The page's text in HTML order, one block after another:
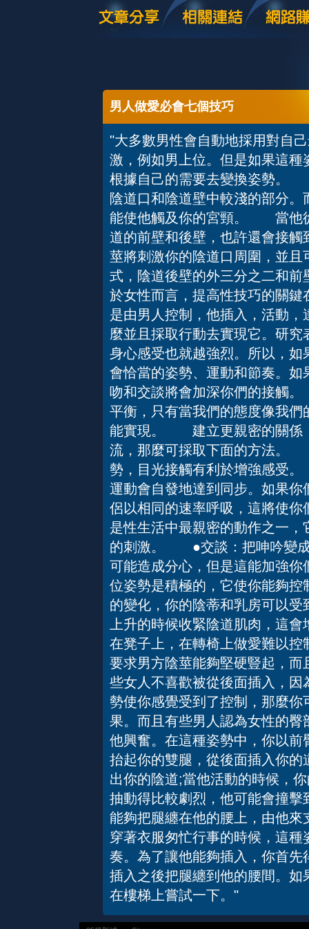
男人做愛必會七個技巧
"大多數男性會自動地採用對自
激，例如男上位。但是如果這
根據自己的需要去變換姿勢。
陰道口和陰道壁中較淺的部分
能使他觸及你的宮頸。 當他
道的前壁和後壁，也許還會接
莖將刺激你的陰道口周圍，並
式，陰道後壁的外三分之二和
於女性而言，提高性技巧的關
是由男人控制，他插入，活動
麼並且採取行動去實現它。研
身心感受也就越強烈。所以，
會恰當的姿勢、運動和節奏。
吻和交談將會加深你們的接觸
平衡，只有當我們的態度像我
能實現。 建立更親密的關係
流，那麼可採取下面的方法。
勢，目光接觸有利於增強感受
運動會自發地達到同步。如果
侶以相同的速率呼吸，這將使
是性生活中最親密的動作之一
的刺激。 ●交談：把呻吟變成
可能造成分心，但是這能加強
位姿勢是積極的，它使你能夠
的變化，你的陰蒂和乳房可以
上升的時候收緊陰道肌肉，這
在凳子上，在轉椅上做愛難以
要求男方陰莖能夠堅硬豎起，
些女人不喜歡被從後面插入，
勢使你感覺受到了控制，那麼
果。而且有些男人認為女性的
他興奮。在這種姿勢中，你以
抬起你的雙腿，從後面插入你
出你的陰道;當他活動的時候，
抽動得比較劇烈，他可能會撞
能夠把腿纏在他的腰上，由他
穿著衣服匆忙行事的時候，這
奏。為了讓他能夠插入，你首
插入之後把腿纏到他的腰間。
在樓梯上嘗試一下。"